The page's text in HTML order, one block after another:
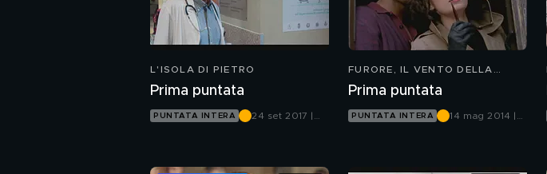
L'ISOLA DI PIETRO
Prima puntata
PUNTATA INTERA
24 set 2017 |
FURORE, IL VENTO DELLA
Prima puntata
PUNTATA INTERA
14 mag 2014 |